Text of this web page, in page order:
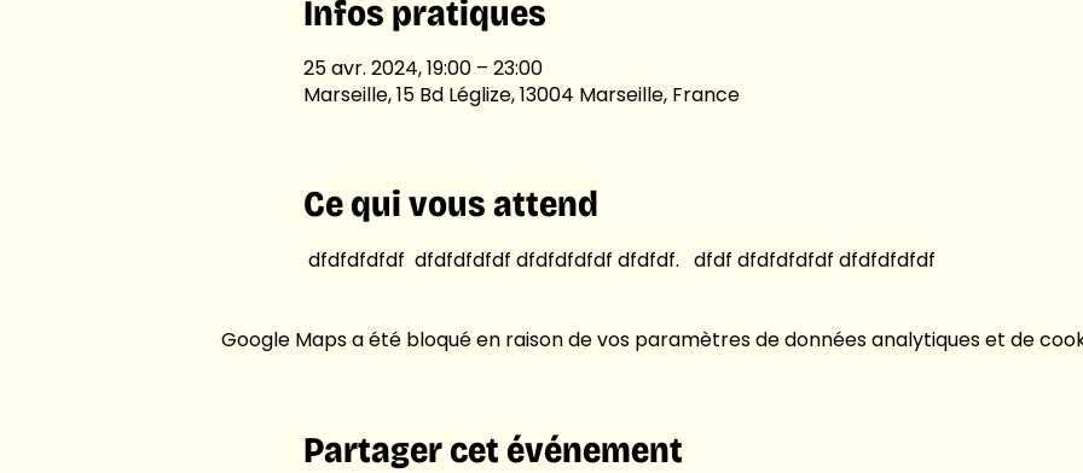
Infos pratiques
25 avr. 2024, 19:00 – 23:00
Marseille, 15 Bd Léglize, 13004 Marseille, France
Ce qui vous attend
dfdfdfdfdf  dfdfdfdfdf dfdfdfdfdf dfdfdf.   dfdf dfdfdfdfdf dfdfdfdfdf
Google Maps a été bloqué en raison de vos paramètres de données analytiques et de
Partager cet événement